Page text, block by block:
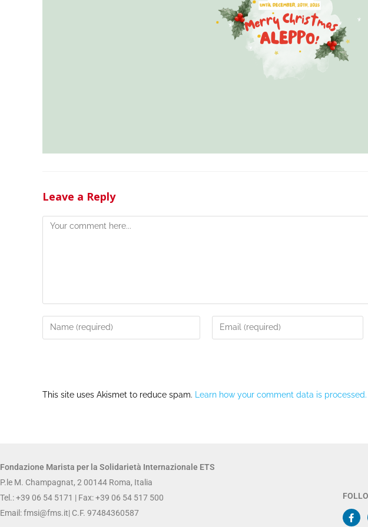
Leave a Reply
This site uses Akismet to reduce spam. Learn how your comment data is processed.
Fondazione Marista per la Solidarietà Internazionale ETS
P.le M. Champagnat, 2 00144 Roma, Italia
Tel.: +39 06 54 5171 | Fax: +39 06 54 517 500
Email:fmsi@fms.it| C.F. 97484360587